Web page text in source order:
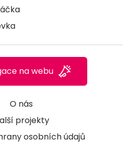
O nás
projekty
osobních údajů
na webu